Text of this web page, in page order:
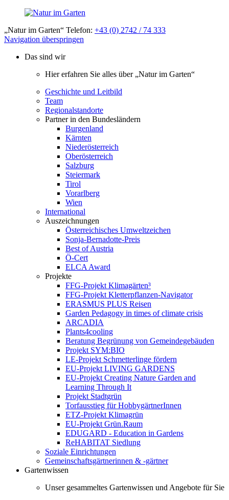
„Natur im Garten“ Telefon: +43 (0) 2742 / 74 333
Navigation überspringen
Das sind wir
Hier erfahren Sie alles über „Natur im Garten“
Geschichte und Leitbild
Team
Regionalstandorte
Partner in den Bundesländern
Burgenland
Kärnten
Niederösterreich
Oberösterreich
Salzburg
Steiermark
Tirol
Vorarlberg
Wien
International
Auszeichnungen
Österreichisches Umweltzeichen
Sonja-Bernadotte-Preis
Best of Austria
Ö-Cert
ELCA Award
Projekte
FFG-Projekt Klimagärten³
FFG-Projekt Kletterpflanzen-Navigator
ERASMUS PLUS Reisen
Garden Pedagogy in times of climate crisis
ARCADIA
Plants4cooling
Beratung Begrünung von Gemeindegebäuden
Projekt SYM:BIO
LE-Projekt Schmetterlinge fördern
EU-Projekt LIVING GARDENS
EU-Projekt Creating Nature Garden and
Learning Through It
Projekt Stadtgrün
Torfausstieg für HobbygärtnerInnen
ETZ-Projekt Klimagrün
EU-Projekt Grün.Raum
EDUGARD - Education in Gardens
ReHABITAT Siedlung
Soziale Einrichtungen
Gemeinschaftsgärtnerinnen & -gärtner
Gartenwissen
Unser gesammeltes Gartenwissen und Angebote für Sie